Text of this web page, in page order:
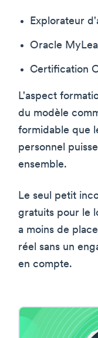
Explorateur
Oracle
Certification
L'aspect
du modèle
formidable que
personnel
ensemble.
Le seul petit
gratuits pour le
a moins de
réel sans un
en compte.